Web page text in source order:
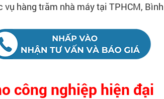
vụ hàng trăm nhà máy tại TPHCM,
công nghiệp hiện đại